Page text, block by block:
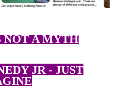
NOT A MYTH
JR - JUST